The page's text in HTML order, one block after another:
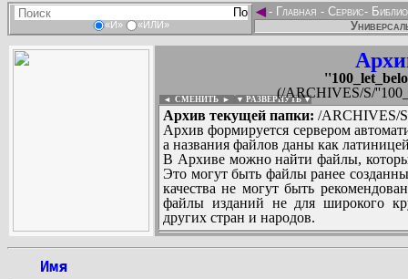
«И» «ИЛИ»
◄- Главная - Сервис-
(/ARCHIVES/S/
◄ СМЕНИТЬ ► ▼ РАЗВЕРНУТЬ ▼
Архив текущей папки: /ARCHIVES/
Архив формируется сервером
а названия файлов даны как
В Архиве можно найти файлы,
Это могут быть файлы ранее
качества не могут быть
файлы изданий не для широкого
других стран и народов.
Имя